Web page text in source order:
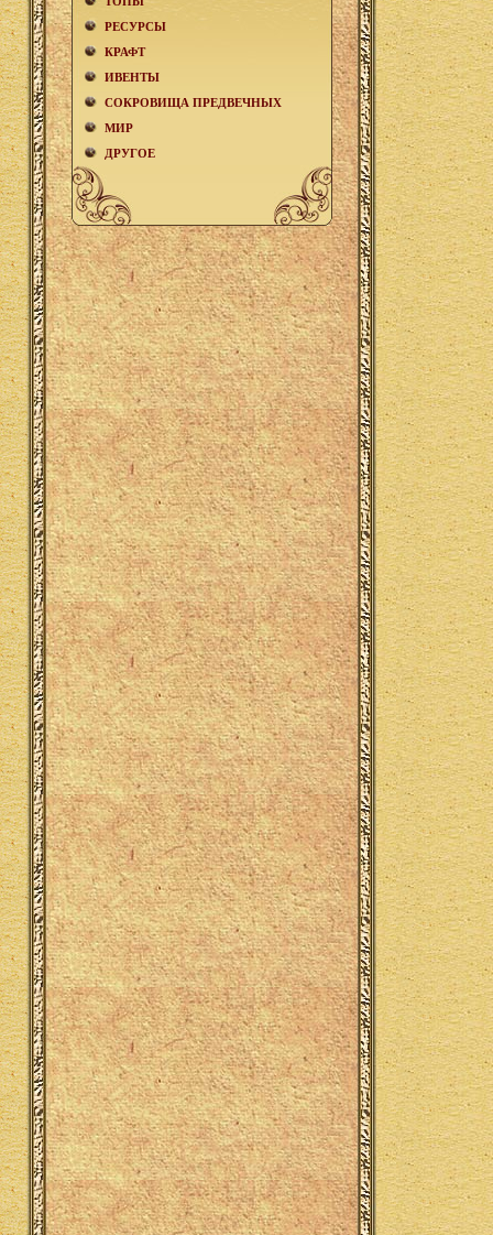
РЕСУРСЫ
КРАФТ
ИВЕНТЫ
СОКРОВИЩА ПРЕДВЕЧНЫХ
МИР
ДРУГОЕ